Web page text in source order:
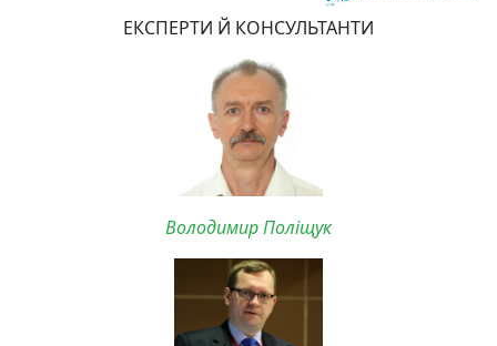
ЕКСПЕРТИ Й КОНСУЛЬТАНТИ
Володимир Поліщук